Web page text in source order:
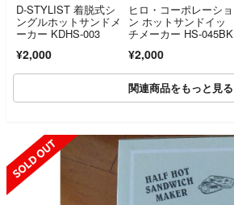
D-STYLIST 着脱式シ
ングルホットサンドメ
ーカー KDHS-003
¥2,000
ヒロ・コーポレーショ
ン ホットサンドイッ
チメーカー HS-045BK
¥2,000
関連商品をもっと見る
SOLD OUT